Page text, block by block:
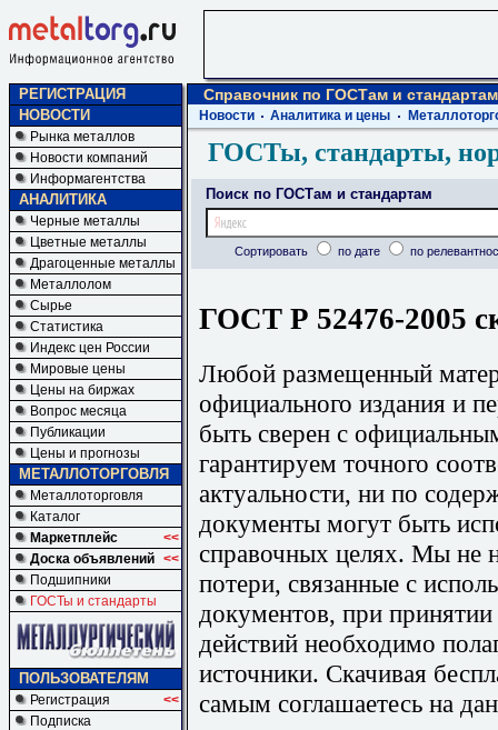
РЕГИСТРАЦИЯ
НОВОСТИ
Рынка металлов
Новости компаний
Информагентства
АНАЛИТИКА
Черные металлы
Цветные металлы
Драгоценные металлы
Металлолом
Сырье
Статистика
Индекс цен России
Мировые цены
Цены на биржах
Вопрос месяца
Публикации
Цены и прогнозы
МЕТАЛЛОТОРГОВЛЯ
Металлоторговля
Каталог
Маркетплейс
<<
Доска объявлений <<
Подшипники
ГОСТы и стандарты
ПОЛЬЗОВАТЕЛЯМ
Регистрация
<<
Подписка
Справочник по ГОСТам и стандартам
Новости Аналитика и цены
ГОСТы, стандарты,
Поиск по ГОСТам и стандартам
Сортировать по дате по
ГОСТ Р 52476-2005
Любой размещенный
официального издания и
быть сверен с
гарантируем точного
актуальности, ни по
документы могут быть
справочных целях. Мы не
потери, связанные с
документов, при
действий необходимо
источники. Скачивая
самым соглашаетесь на